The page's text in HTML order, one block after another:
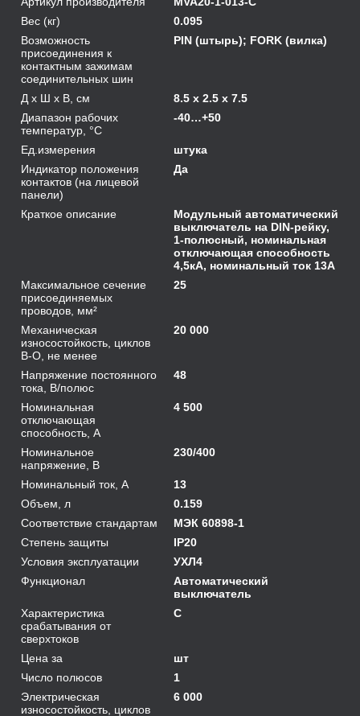
Вес (кг)
0.095
Возможность
присоединения к
контактным зажимам
соединительных шин
PIN (штырь); FORK (вилка)
Д х Ш х В, см
8.5 x 2.5 x 7.5
Диапазон рабочих
температур, °С
-40…+50
Ед.измерения
штука
Индикатор положения
контактов (на лицевой
панели)
Да
Краткое описание
Модульный автоматический
выключатель на DIN-рейку,
1-полюсный, номинальная
отключающая способность
4,5кА, номинальный ток 13А
Максимальное сечение
присоединяемых
проводов, мм²
25
Механическая
износостойкость, циклов
В-О, не менее
20 000
Напряжение постоянного
тока, В/полюс
48
Номинальная
отключающая
способность, А
4 500
Номинальное
напряжение, В
230/400
Номинальный ток, А
13
Объем, л
0.159
Соответствие стандартам
МЭК 60898-1
Степень защиты
IP20
Условия эксплуатации
УХЛ4
Функционал
Автоматический
выключатель
Характеристика
срабатывания от
сверхтоков
C
Цена за
шт
Число полюсов
1
Электрическая
износостойкость, циклов
6 000